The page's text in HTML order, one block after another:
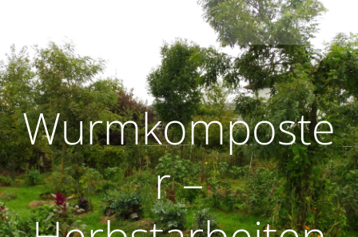
Zum
Inhalt
springen
Wurmkomposte
r –